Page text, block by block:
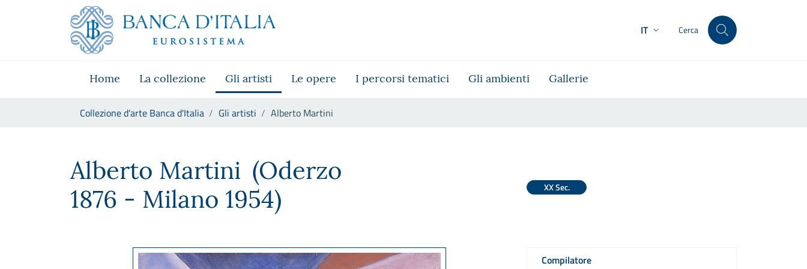
Skip to Main Content
Vai al sito istituzionale
Vai al menu di navigazione
Vai alla ricerca
Vai ai contenuti
IT Cerca
Home La collezione Gli artisti Le opere I percorsi tematici Gli ambienti Gallerie
Collezione d'arte Banca d'Italia Gli artisti Alberto Martini
Alberto Martini (Oderzo
1876 - Milano 1954)
XX Sec.
Compilatore